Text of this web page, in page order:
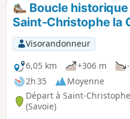
Boucle
Saint-Christophe la
Visorandonneur
6,05 km
+306 m
2h 35
Moyenne
Départ à Saint-
(Savoie)